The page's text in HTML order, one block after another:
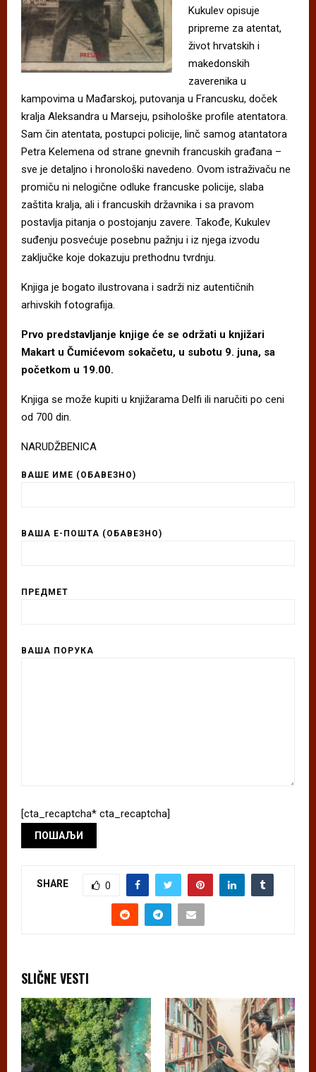
Kukulev opisuje
pripreme za atentat,
život hrvatskih i
makedonskih
zaverenika u
kampovima u Mađarskoj, putovanja u Francusku, doček
kralja Aleksandra u Marseju, psihološke profile atentatora.
Sam čin atentata, postupci policije, linč samog atantatora
Petra Kelemena od strane gnevnih francuskih građana –
sve je detaljno i hronološki navedeno. Ovom istraživaču ne
promiču ni nelogične odluke francuske policije, slaba
zaštita kralja, ali i francuskih državnika i sa pravom
postavlja pitanja o postojanju zavere. Takođe, Kukulev
suđenju posvećuje posebnu pažnju i iz njega izvodu
zaključke koje dokazuju prethodnu tvrdnju.
Knjiga je bogato ilustrovana i sadrži niz autentičnih
arhivskih fotografija.
Prvo predstavljanje knjige će se održati u knjižari
Makart u Čumićevom sokačetu, u subotu 9. juna, sa
početkom u 19.00.
Knjiga se može kupiti u knjižarama Delfi ili naručiti po ceni
od 700 din.
NARUDŽBENICA
ВАШЕ ИМЕ (ОБАВЕЗНО)
ВАША Е-ПОШТА (ОБАВЕЗНО)
ПРЕДМЕТ
ВАША ПОРУКА
[cta_recaptcha* cta_recaptcha]
SHARE 0
SLIČNE VESTI